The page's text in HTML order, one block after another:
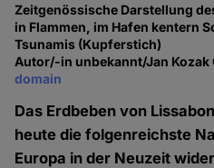
Zeitgenössische Darstellung
in Flammen, im Hafen kentern
Tsunamis (Kupferstich)
Autor/-in unbekannt/Jan Kozak
domain
Das Erdbeben von
heute die folgenreichste
Europa in der Neuzeit